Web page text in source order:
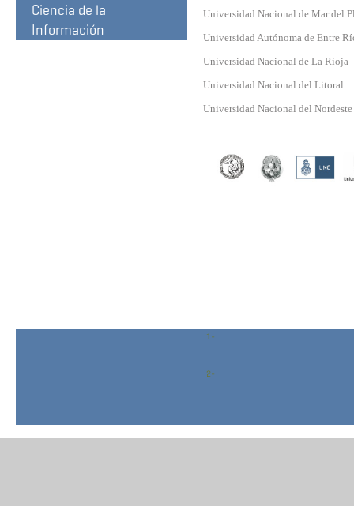
Ciencia de la
Información
Universidad Nacional de Mar del
Universidad Autónoma de Entre
Universidad Nacional de La Rioja
Universidad Nacional del Litoral
Universidad Nacional del Nordeste